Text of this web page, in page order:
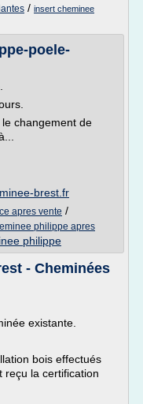
/ insert cheminee
poele-
changement de
brest.fr
apres vente /
philippe apres
philippe
- Cheminées
existante.
bois effectués
reçu la certification